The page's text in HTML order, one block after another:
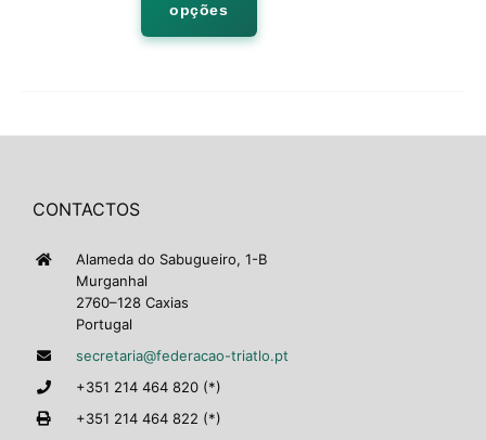
opções
CONTACTOS
Alameda do Sabugueiro, 1-B
Murganhal
2760–128 Caxias
Portugal
secretaria@federacao-triatlo.pt
+351 214 464 820 (*)
+351 214 464 822 (*)